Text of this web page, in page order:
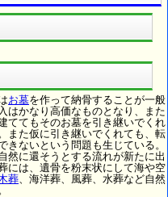
お墓を作って納骨することが一般
はかなり高価なものとなり、また
ててもそのお墓を引き継いでくれ
また仮に引き継いでくれても、転
ないという問題も生じている。
然に還そうとする流れが新たに出
には、遺骨を粉末状にして海や空
葬 、海洋葬、風葬、水葬など自然